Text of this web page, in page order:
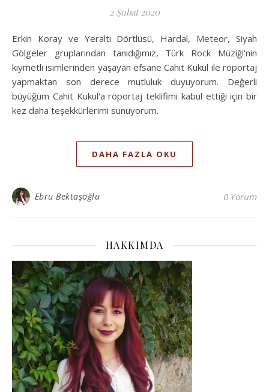
2 Şubat 2020
Erkin Koray ve Yeraltı Dörtlüsü, Hardal, Meteor, Siyah
Gölgeler gruplarından tanıdığımız, Türk Rock Müziği'nin
kıymetli isimlerinden yaşayan efsane Cahit Kukul ile röportaj
yapmaktan son derece mutluluk duyuyorum. Değerli
büyüğüm Cahit Kukul'a röportaj teklifimi kabul ettiği için bir
kez daha teşekkürlerimi sunuyorum.
DAHA FAZLA OKU
Ebru Bektaşoğlu 0 Yorum
HAKKIMDA